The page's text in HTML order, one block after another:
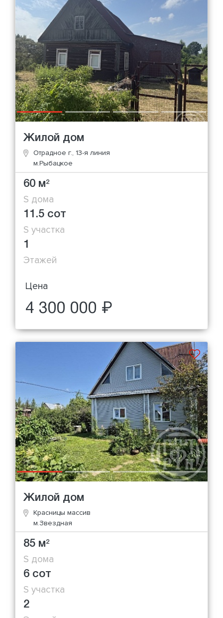
Жилой дом
Отрадное г., 13-я линия
м.Рыбацкое
60 м2
S дома
11.5 сот
S участка
1
Этажей
Цена
4 300 000 ₽
Жилой дом
Красницы массив
м.Звездная
85 м2
S дома
6 сот
S участка
2